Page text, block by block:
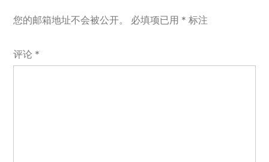
您的邮箱地址不会被公开。 必填项已用 * 标注
评论 *